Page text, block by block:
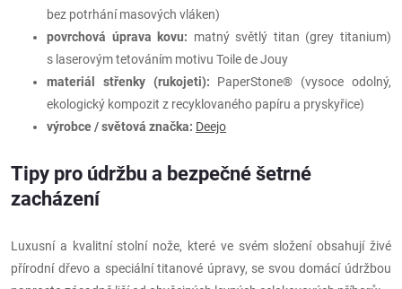
bez potrhání masových vláken)
povrchová úprava kovu: matný světlý titan (grey titanium)
s laserovým tetováním motivu Toile de Jouy
materiál střenky (rukojeti): PaperStone® (vysoce odolný,
ekologický kompozit z recyklovaného papíru a pryskyřice)
výrobce / světová značka: Deejo
Tipy pro údržbu a bezpečné šetrné
zacházení
Luxusní a kvalitní stolní nože, které ve svém složení obsahují živé
přírodní dřevo a speciální titanové úpravy, se svou domácí údržbou